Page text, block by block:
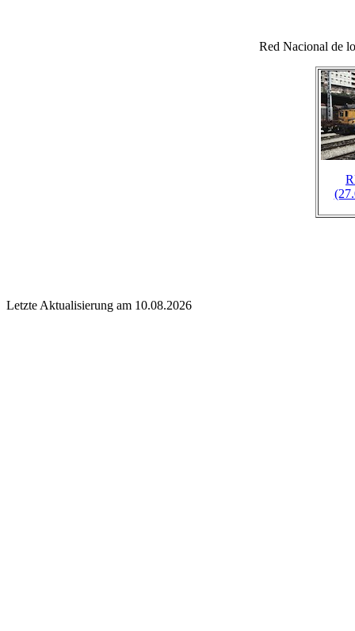
Red Nacional de
Letzte Aktualisierung am 10.08.2026